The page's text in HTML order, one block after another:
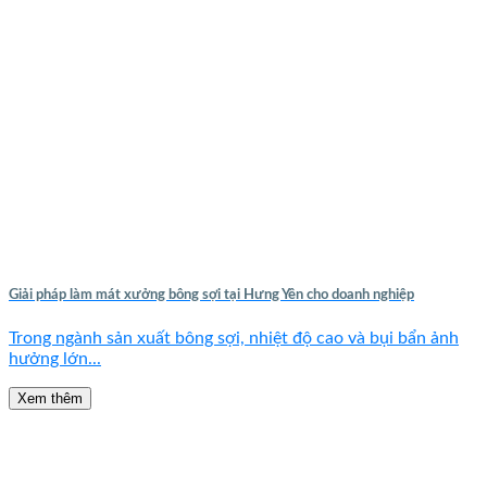
Giải pháp làm mát xưởng bông sợi tại Hưng Yên cho doanh nghiệp
Trong ngành sản xuất bông sợi, nhiệt độ cao và bụi bẩn ảnh
hưởng lớn...
Xem thêm